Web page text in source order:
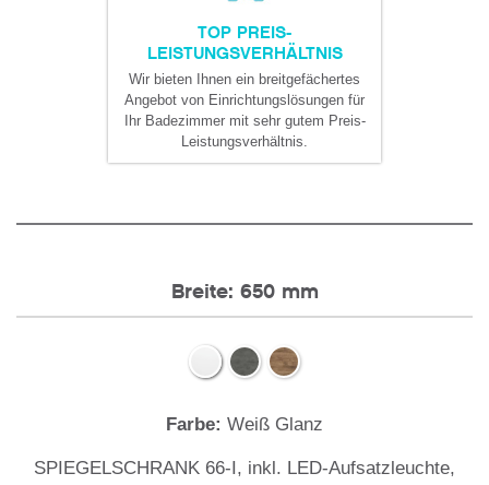
TOP PREIS-
LEISTUNGSVERHÄLTNIS
Wir bieten Ihnen ein breitgefächertes
Angebot von Einrichtungslösungen für
Ihr Badezimmer mit sehr gutem Preis-
Leistungsverhältnis.
Breite: 650 mm
Farbe: Weiß Glanz
SPIEGELSCHRANK 66-I, inkl. LED-Aufsatzleuchte,